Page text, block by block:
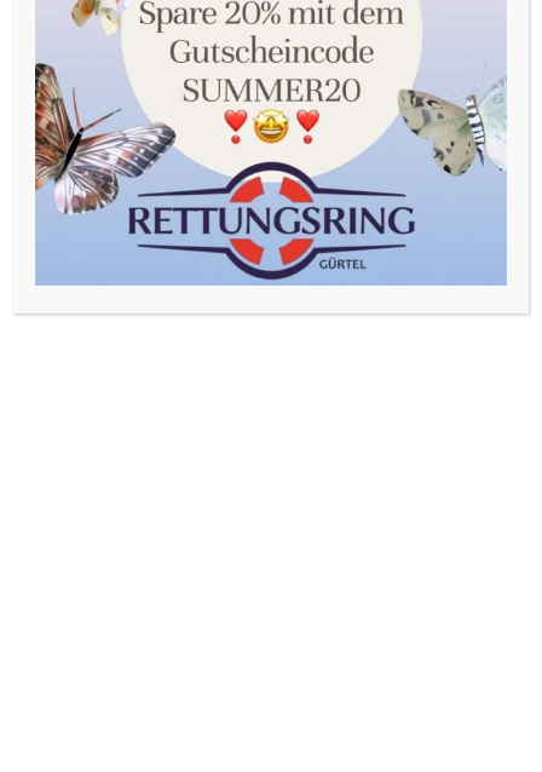
Auswahl jederzeit unter Einstellungen widerrufen oder
Einstellungen Akzeptieren